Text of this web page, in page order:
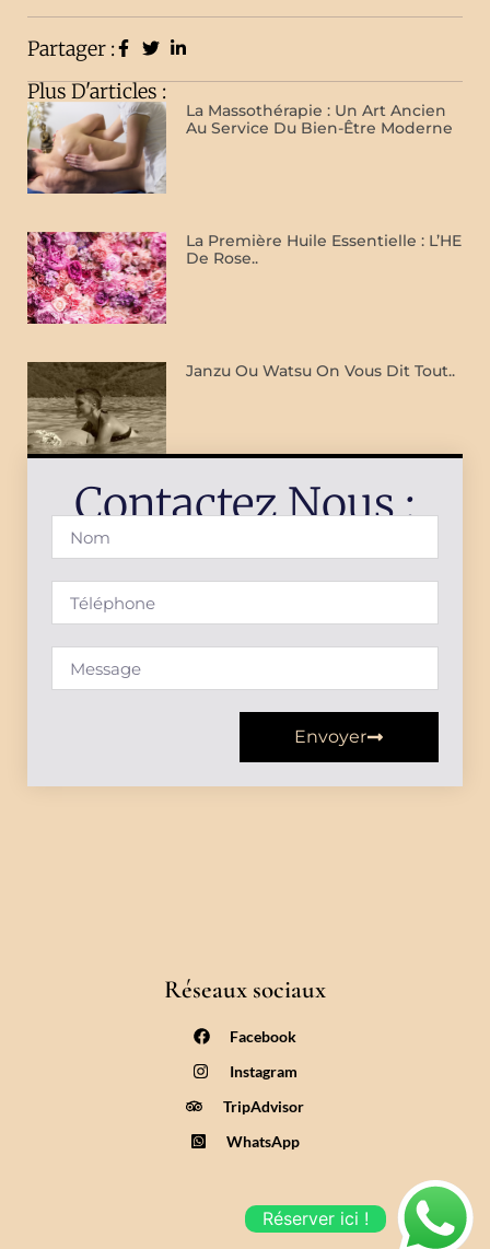
Partager :
Plus D'articles :
La Massothérapie : Un Art Ancien
Au Service Du Bien-Être Moderne
La Première Huile Essentielle : L’HE
De Rose..
Janzu Ou Watsu On Vous Dit Tout..
Contactez Nous :
Envoyer
Réseaux sociaux
Facebook
Instagram
TripAdvisor
WhatsApp
Réserver ici !